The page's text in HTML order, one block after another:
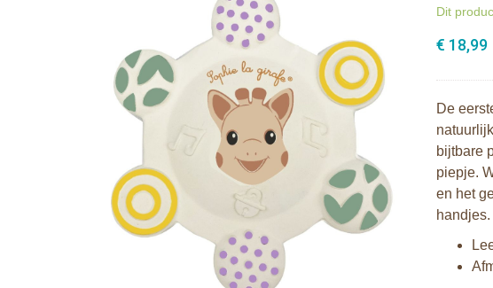
Dit
€ 18,99
De
bijtbare
piepje.
en het
handjes.